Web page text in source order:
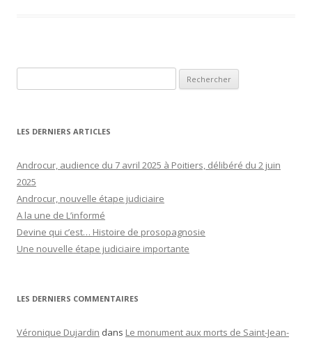
LES DERNIERS ARTICLES
Androcur, audience du 7 avril 2025 à Poitiers, délibéré du 2 juin
2025
Androcur, nouvelle étape judiciaire
A la une de L’informé
Devine qui c’est… Histoire de prosopagnosie
Une nouvelle étape judiciaire importante
LES DERNIERS COMMENTAIRES
Véronique Dujardin dans Le monument aux morts de Saint-Jean-